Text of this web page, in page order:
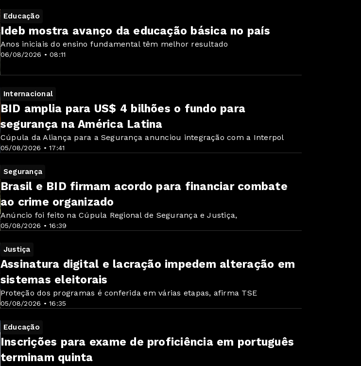
Educação
06/08/2026 • 08:11
Ideb mostra avanço da educação básica no país
Anos iniciais do ensino fundamental têm melhor resultado
Internacional
05/08/2026 • 17:41
BID amplia para US$ 4 bilhões o fundo para
segurança na América Latina
Cúpula da Aliança para a Segurança anunciou integração com a Interpol
Segurança
05/08/2026 • 16:39
Brasil e BID firmam acordo para financiar combate
ao crime organizado
Anúncio foi feito na Cúpula Regional de Segurança e Justiça,
Justiça
05/08/2026 • 16:35
Assinatura digital e lacração impedem alteração em
sistemas eleitorais
Proteção dos programas é conferida em várias etapas, afirma TSE
Educação
Inscrições para exame de proficiência em português
terminam quinta